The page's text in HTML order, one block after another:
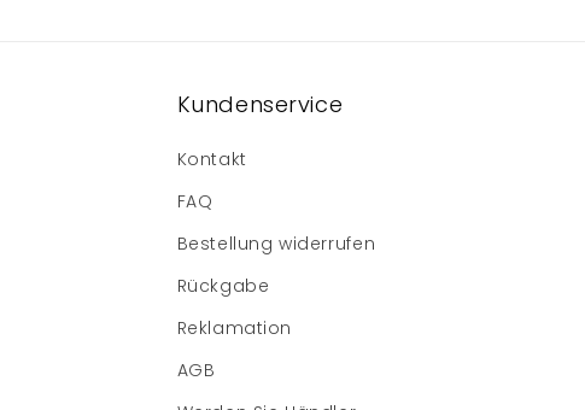
Kundenservice
Kontakt
FAQ
Bestellung widerrufen
Rückgabe
Reklamation
AGB